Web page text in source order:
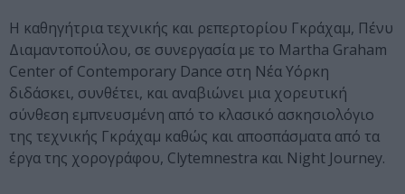
Η καθηγήτρια τεχνικής και ρεπερτορίου Γκράχαμ, Πένυ
Διαμαντοπούλου, σε συνεργασία με τo Martha Graham
Center of Contemporary Dance στη Νέα Υόρκη
διδάσκει, συνθέτει, και αναβιώνει μια χορευτική
σύνθεση εμπνευσμένη από το κλασικό ασκησιολόγιο
της τεχνικής Γκράχαμ καθώς και αποσπάσματα από τα
έργα της χορογράφου, Clytemnestra και Night Journey.